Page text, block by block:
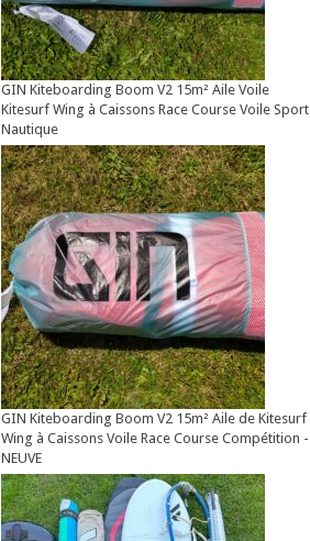
GIN Kiteboarding Boom V2 15m² Aile Voile
Kitesurf Wing à Caissons Race Course Voile Sport
Nautique
GIN Kiteboarding Boom V2 15m² Aile de Kitesurf
Wing à Caissons Voile Race Course Compétition -
NEUVE